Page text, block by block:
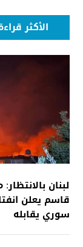
الأكثر
لبنان
قاسم يعلن
سوري يقابله